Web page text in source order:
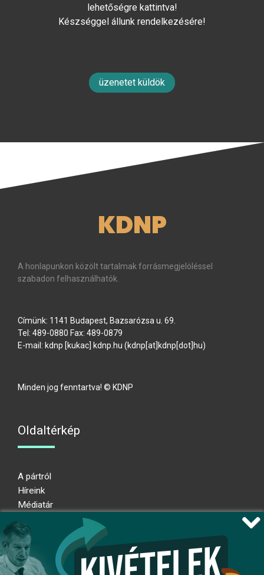
lehetőségre kattintva!
Készséggel állunk rendelkezésére!
üzenetet küldök
KDNP
A honlapunkon közölt tartalmak forrásmegjelöléssel
szabadon felhasználhatók.
Címünk: 1141 Budapest, Bazsarózsa u. 69.
Tel: 489-0880 Fax: 489-0879
E-mail: kdnp [kukac] kdnp hu (kdnp[at]kdnp[dot]hu)
Minden jog fenntartva! © KDNP
Oldaltérkép
A pártról
Híreink
Médiatár
Adatkezelési nyilatkozat
Átláthatósági nyilatkozat
Ugrás az oldal tetejére